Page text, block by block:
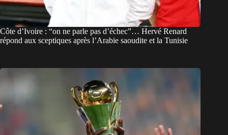
Côte d’Ivoire : “on ne parle pas d’échec”… Hervé Renard
répond aux sceptiques après l’Arabie saoudite et la Tunisie